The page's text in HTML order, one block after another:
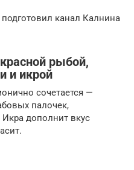
канал Калнина
рыбой,
и икрой
сочетается —
палочек,
дополнит вкус